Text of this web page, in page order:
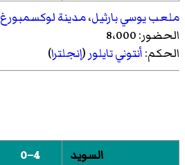
ملعب يوسي بارثيل،مدينة لوكسمبورغ
الحضور: 8،000
الحكم:أنتوني تايلور(إنجلترا)
السويد
4–0